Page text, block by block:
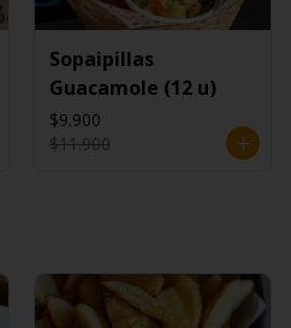
Sopaipillas
Guacamole (12 u)
$9.900
$11.900